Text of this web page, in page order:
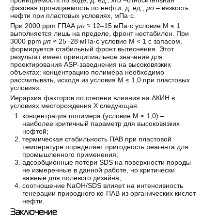
фазовая проницаемость по нефти, д. ед.;μо – вязкость
нефти при пластовых условиях, мПа·с.
При 2000 ppm ГПААμп ≈ 12–15 мПа·с условие M ≤ 1
выполняется лишь на пределе, фронт нестабилен. При
3000 ppmμп ≈ 25–28 мПа·с условие M < 1 с запасом,
формируется стабильный фронт вытеснения. Этот
результат имеет принципиальное значение для
проектирования ASP-заводнения на высоковязких
объектах: концентрацию полимера необходимо
рассчитывать, исходя из условия M ≤ 1,0 при пластовых
условиях.
Иерархия факторов по степени влияния на ΔКИН в
условиях месторождения X следующая:
концентрация полимера (условие M ≤ 1,0) –
наиболее критичный параметр для высоковязких
нефтей;
термическая стабильность ПАВ при пластовой
температуре определяет пригодность реагента для
промышленного применения;
адсорбционные потери SDS на поверхности породы –
не измеренные в данной работе, но критически
важные для полевого дизайна;
соотношение NaOH/SDS влияет на интенсивность
генерации природного ко-ПАВ из органических кислот
нефти.
Заключение